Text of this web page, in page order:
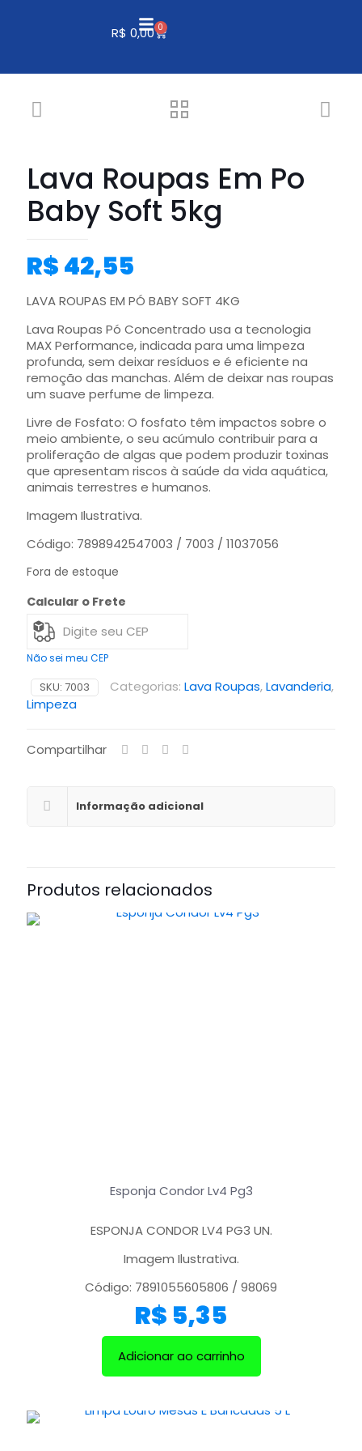
R$ 0,00 0
Lava Roupas Em Po
Baby Soft 5kg
R$42,55
LAVA ROUPAS EM PÓ BABY SOFT 4KG
Lava Roupas Pó Concentrado usa a tecnologia
MAX Performance, indicada para uma limpeza
profunda, sem deixar resíduos e é eficiente na
remoção das manchas. Além de deixar nas roupas
um suave perfume de limpeza.
Livre de Fosfato: O fosfato têm impactos sobre o
meio ambiente, o seu acúmulo contribuir para a
proliferação de algas que podem produzir toxinas
que apresentam riscos à saúde da vida aquática,
animais terrestres e humanos.
Imagem Ilustrativa.
Código: 7898942547003 / 7003 / 11037056
Fora de estoque
Calcular o Frete
Não sei meu CEP
SKU: 7003 Categorias: Lava Roupas,Lavanderia,
Limpeza
Compartilhar
Informação adicional
Produtos relacionados
Esponja Condor Lv4 Pg3
ESPONJA CONDOR LV4 PG3 UN.
Imagem Ilustrativa.
Código: 7891055605806 / 98069
R$ 5,35
Adicionar ao carrinho